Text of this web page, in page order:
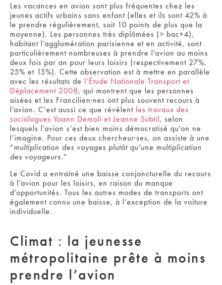
Les vacances en avion sont plus fréquentes chez les
jeunes actifs urbains sans enfant (elles et ils sont 42% à
le prendre régulièrement, soit 10 points de plus que la
moyenne). Les personnes très diplômées (> bac+4),
habitant l’agglomération parisienne et en activité, sont
particulièrement nombreuses à prendre l’avion au moins
deux fois par an pour leurs loisirs (respectivement 27%,
25% et 15%). Cette observation est à mettre en parallèle
avec les résultats de l’Étude Nationale Transport et
Déplacement 2008, qui montrent que les personnes
aisées et les Francilien·nes ont plus souvent recours à
l’avion. C’est aussi ce que révèlent les travaux des
sociologues Yoann Demoli et Jeanne Subtil, selon
lesquels l’avion s’est bien moins démocratisé qu’on ne
l’imagine. Pour ces deux chercheur·ses, on assiste à une
“multiplication des voyages plutôt qu’une multiplication
des voyageurs.”
Le Covid a entraîné une baisse conjoncturelle du recours
à l’avion pour les loisirs, en raison du manque
d’opportunités. Tous les autres modes de transports ont
également connu une baisse, à l’exception de la voiture
individuelle.
Climat : la jeunesse
métropolitaine prête à moins
prendre l’avion